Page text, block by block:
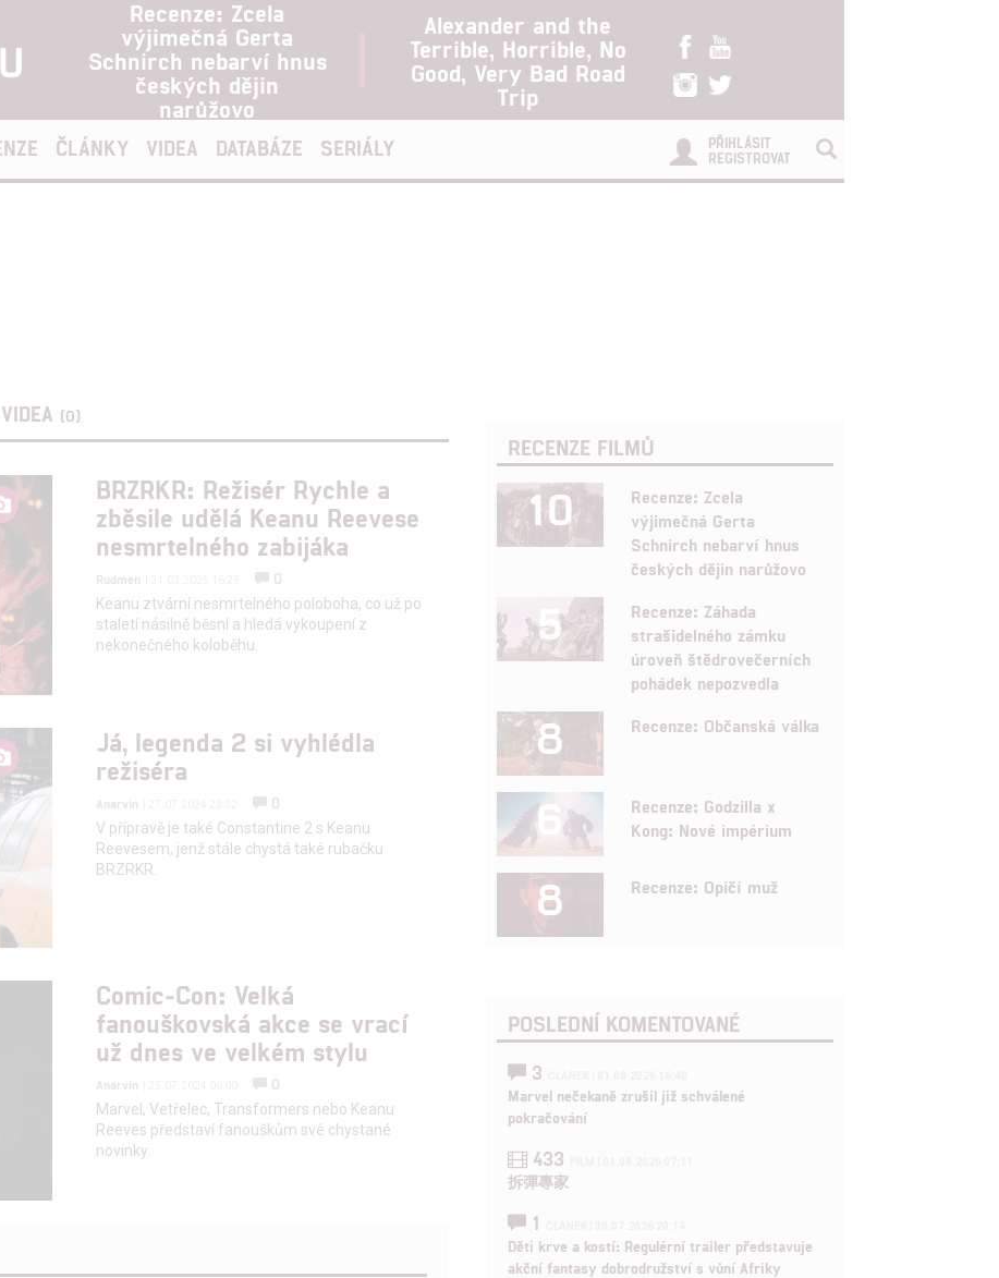
Recenze: Zcela
výjimečná Gerta
Schnirch nebarví hnus
českých dějin
narůžovo
Alexander and the
Terrible, Horrible, No
Good, Very Bad Road
Trip
ČLÁNKY VIDEA DATABÁZE SERIÁLY
PŘIHLÁSIT
REGISTROVAT
VIDEA (0)
BRZRKR: Režisér Rychle a
zběsile udělá Keanu Reevese
nesmrtelného zabijáka
Rudmen
0
Keanu ztvární nesmrtelného poloboha, co už po
staletí násilně běsní a hledá vykoupení z
nekonečného koloběhu.
Já, legenda 2 si vyhlédla
režiséra
Anarvin
0
V přípravě je také Constantine 2 s Keanu
Reevesem, jenž stále chystá také rubačku
BRZRKR.
Comic-Con: Velká
fanouškovská akce se vrací
už dnes ve velkém stylu
Anarvin
0
Marvel, Vetřelec, Transformers nebo Keanu
Reeves představí fanouškům své chystané
novinky.
RECENZE FILMŮ
10
Recenze: Zcela
výjimečná Gerta
Schnirch nebarví hnus
českých dějin narůžovo
5
Recenze: Záhada
strašidelného zámku
úroveň štědrovečerních
pohádek nepozvedla
8 Recenze: Občanská válka
6
Recenze: Godzilla x
Kong: Nové impérium
8 Recenze: Opičí muž
POSLEDNÍ KOMENTOVANÉ
3
Marvel nečekaně zrušil již schválené
pokračování
433
拆彈專家
1
Děti krve a kostí: Regulérní trailer představuje
akční fantasy dobrodružství s vůní Afriky